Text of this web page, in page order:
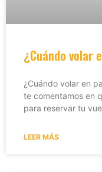
¿Cuándo volar
¿Cuándo volar en
te comentamos en
para reservar tu
LEER MÁS